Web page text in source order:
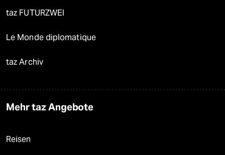
taz FUTURZWEI
Le Monde diplomatique
taz Archiv
Mehr taz Angebote
Reisen